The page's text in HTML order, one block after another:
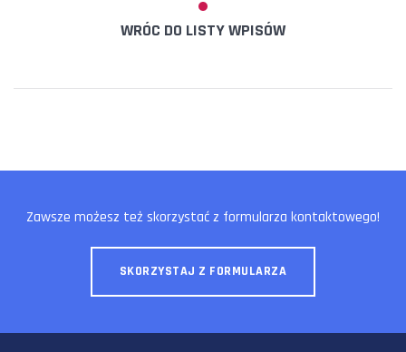
WRÓC DO LISTY WPISÓW
Zawsze możesz też skorzystać z formularza kontaktowego!
SKORZYSTAJ Z FORMULARZA